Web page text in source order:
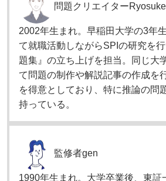
問題クリエイターRyosuke
2002年生まれ。早稲田大学の3年
て就職活動しながらSPIの研究を
題集』の立ち上げを担当。同じ大
て問題の制作や解説記事の作成を
を得意としており、特に推論の問
持っている。
監修者gen
1990年生まれ。大学卒業後、東証